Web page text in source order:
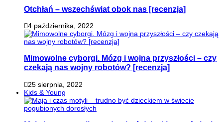
Otchłań – wszechświat obok nas [recenzja]
4 października, 2022
Mimowolne cyborgi. Mózg i wojna przyszłości – czy
czekają nas wojny robotów? [recenzja]
25 sierpnia, 2022
Kids & Young